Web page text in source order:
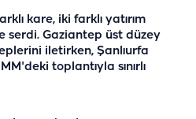
kare, iki farklı yatırım
serdi. Gaziantep üst düzey
iletirken, Şanlıurfa
toplantıyla sınırlı